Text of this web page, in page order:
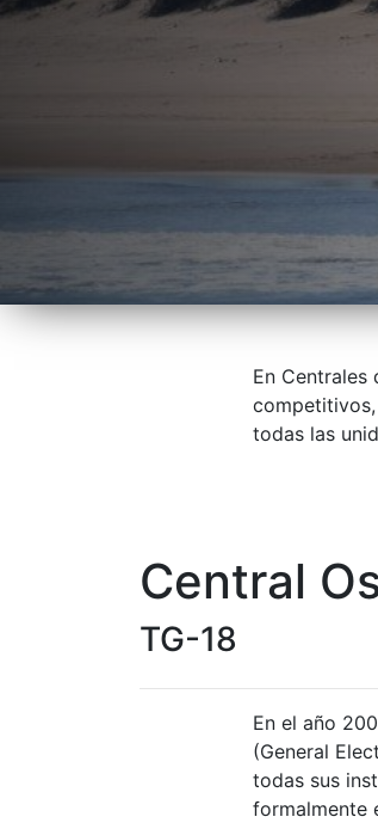
En
todas las
Central
TG-18
En el año
(General
todas sus
formalmente